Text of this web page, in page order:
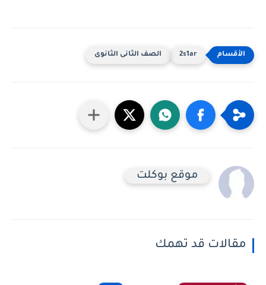
2s1ar الصف الثانى الثانوى
موقع بوكلت
مقالات قد تهمك